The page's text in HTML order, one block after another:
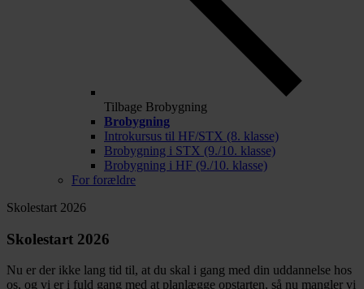
Tilbage Brobygning
Brobygning
Introkursus til HF/STX (8. klasse)
Brobygning i STX (9./10. klasse)
Brobygning i HF (9./10. klasse)
For forældre
Skolestart 2026
Skolestart 2026
Nu er der ikke lang tid til, at du skal i gang med din uddannelse hos
os, og vi er i fuld gang med at planlægge opstarten, så nu mangler vi